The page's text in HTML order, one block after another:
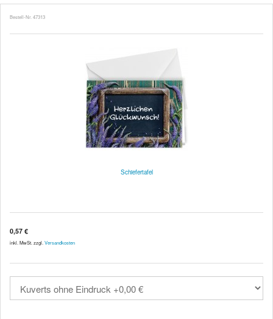
Bestell-Nr. 47313
Schiefertafel
0,57 €
inkl. MwSt. zzgl. Versandkosten